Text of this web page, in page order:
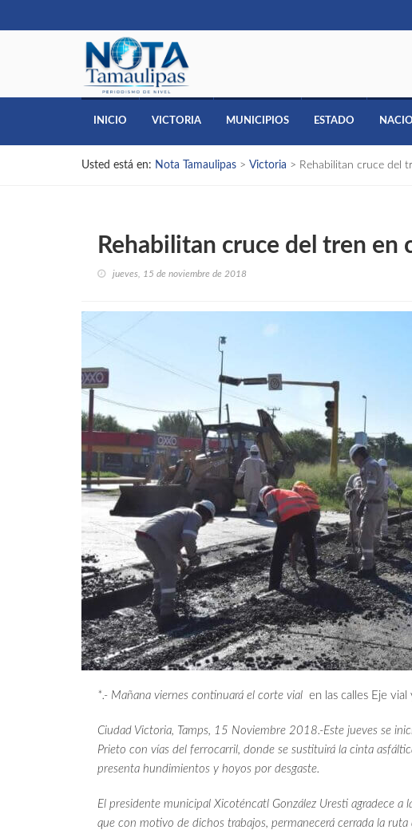
INICIO VICTORIA MUNICIPIOS ESTADO
Usted está en: Nota Tamaulipas > Victoria > Rehabilitan cruce del
Rehabilitan cruce del tren en
jueves, 15 de noviembre de 2018
*.- Mañana viernes continuará el corte vial en las calles Eje
Ciudad Victoria, Tamps, 15 Noviembre 2018.-Este jueves se
Prieto con vías del ferrocarril, donde se sustituirá la cinta
presenta hundimientos y hoyos por desgaste.
El presidente municipal Xicoténcatl González Uresti agradece
que con motivo de dichos trabajos, permanecerá cerrada la